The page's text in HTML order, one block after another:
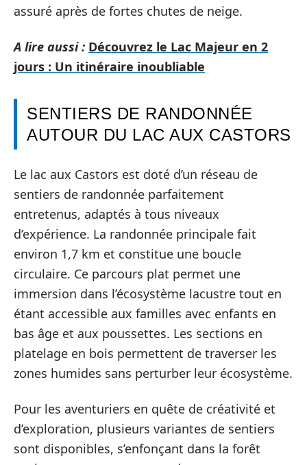
assuré après de fortes chutes de neige.
A lire aussi : Découvrez le Lac Majeur en 2
jours : Un itinéraire inoubliable
SENTIERS DE RANDONNÉE
AUTOUR DU LAC AUX CASTORS
Le lac aux Castors est doté d’un réseau de
sentiers de randonnée parfaitement
entretenus, adaptés à tous niveaux
d’expérience. La randonnée principale fait
environ 1,7 km et constitue une boucle
circulaire. Ce parcours plat permet une
immersion dans l’écosystème lacustre tout en
étant accessible aux familles avec enfants en
bas âge et aux poussettes. Les sections en
platelage en bois permettent de traverser les
zones humides sans perturber leur écosystème.
Pour les aventuriers en quête de créativité et
d’exploration, plusieurs variantes de sentiers
sont disponibles, s’enfonçant dans la forêt